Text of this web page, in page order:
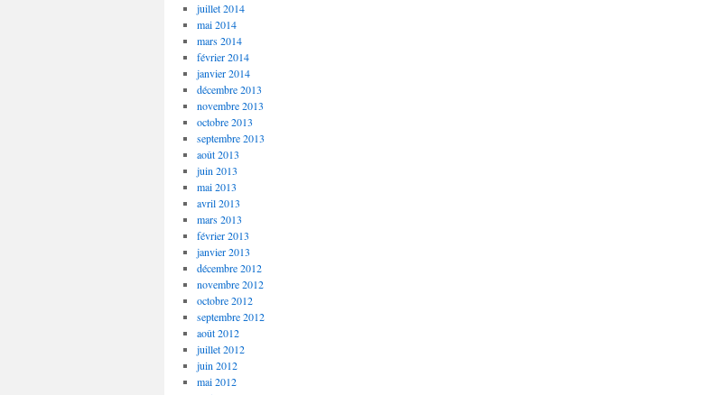
juillet 2014
mai 2014
mars 2014
février 2014
janvier 2014
décembre 2013
novembre 2013
octobre 2013
septembre 2013
août 2013
juin 2013
mai 2013
avril 2013
mars 2013
février 2013
janvier 2013
décembre 2012
novembre 2012
octobre 2012
septembre 2012
août 2012
juillet 2012
juin 2012
mai 2012